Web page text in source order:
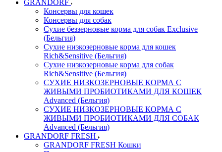
GRANDORF
Консервы для кошек
Консервы для собак
Сухие беззерновые корма для собак Exclusive
(Бельгия)
Сухие низкозерновые корма для кошек
Rich&Sensitive (Бельгия)
Сухие низкозерновые корма для собак
Rich&Sensitive (Бельгия)
СУХИЕ НИЗКОЗЕРНОВЫЕ КОРМА С
ЖИВЫМИ ПРОБИОТИКАМИ ДЛЯ КОШЕК
Advanced (Бельгия)
СУХИЕ НИЗКОЗЕРНОВЫЕ КОРМА С
ЖИВЫМИ ПРОБИОТИКАМИ ДЛЯ СОБАК
Advanced (Бельгия)
GRANDORF FRESH
GRANDORF FRESH Кошки